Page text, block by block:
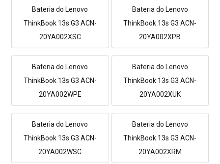
Bateria do Lenovo
ThinkBook 13s G3 ACN-
20YA002XSC
Bateria do Lenovo
ThinkBook 13s G3 ACN-
20YA002XPB
Bateria do Lenovo
ThinkBook 13s G3 ACN-
20YA002WPE
Bateria do Lenovo
ThinkBook 13s G3 ACN-
20YA002XUK
Bateria do Lenovo
ThinkBook 13s G3 ACN-
20YA002WSC
Bateria do Lenovo
ThinkBook 13s G3 ACN-
20YA002XRM